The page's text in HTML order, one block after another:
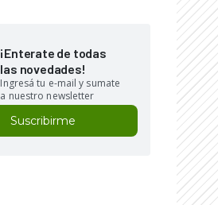
¡Enterate de todas
las novedades!
Ingresá tu e-mail y sumate
a nuestro newsletter
Suscribirme